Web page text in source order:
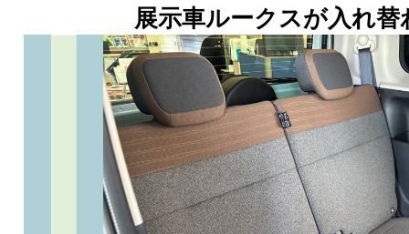
展示車ルークスが入れ